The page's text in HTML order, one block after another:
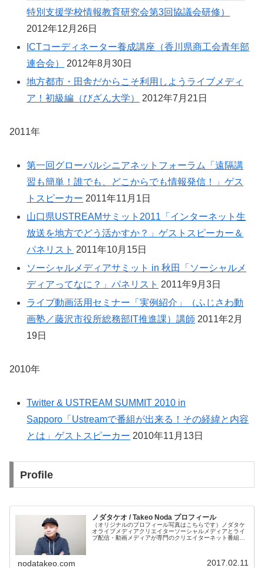
特別支援学校情報教育研究会第3回協議会研修）
2012年12月26日
ICTコーディネーター養成講座（香川県商工会青年部
連合会）
2012年8月30日
地方都市・田舎だからこそ利用しようライブメディ
ア！初級編（びざん大学）
2012年7月21日
2011年
第一回グローバルシニアネットフォーラム「遠隔講
習も簡単！誰でも、どこからでも情報発信！」ゲス
トスピーカー 2011年11月1日
山口県USTREAMサミット2011「インターネット生
放送を地方でどう活かすか？」ゲストスピーカー＆
パネリスト 2011年10月15日
ソーシャルメディアサミット in 秋田「ソーシャルメ
ディアってなに？」パネリスト 2011年9月3日
ライブ動画活用セミナー「実例紹介」（ふじさわ動
画塾／藤沢市役所総務部IT推進課）講師 2011年2月
19日
2010年
Twitter & USTREAM SUMMIT 2010 in
Sapporo「Ustreamで番組が出来る！その経緯と内容
とは」ゲストスピーカー 2010年11月13日
Profile
ノダタケオ / Takeo Noda プロフィール
（オリジナルのプロフィール写真はこちらです）ノダタケ
オライブメディアクリエイターソーシャルメディアとライ
ブ配信・動画メディアが専門のクリエイターネット番組の
nodatakeo.com 2017.02.11